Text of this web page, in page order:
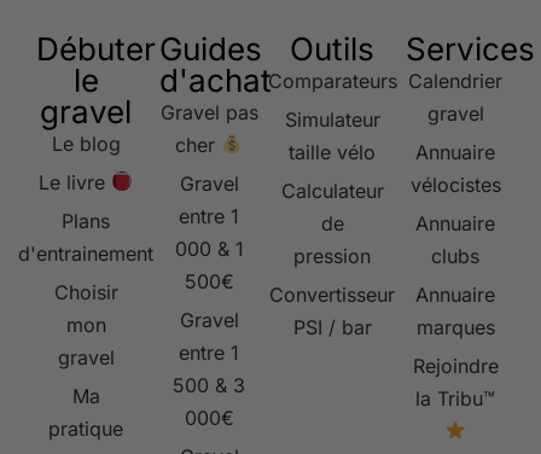
Débuter
le
gravel
Le blog
Le livre
Plans
d'entrainement
Choisir
mon
gravel
Ma
pratique
Guides
d'achat
Gravel pas
cher
Gravel
entre 1
000 & 1
500€
Gravel
entre 1
500 & 3
000€
Outils
Comparateurs
Simulateur
taille vélo
Calculateur
de
pression
Convertisseur
PSI / bar
Services
Calendrier
gravel
Annuaire
vélocistes
Annuaire
clubs
Annuaire
marques
Rejoindre
la Tribu™